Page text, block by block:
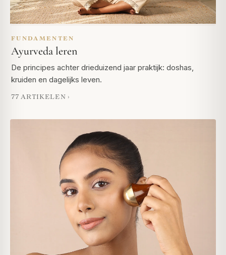
FUNDAMENTEN
Ayurveda leren
De principes achter drieduizend jaar praktijk: doshas,
kruiden en dagelijks leven.
77 ARTIKELEN ›